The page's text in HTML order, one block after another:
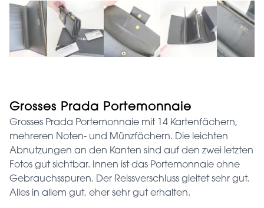
Grosses Prada Portemonnaie
Grosses Prada Portemonnaie mit 14 Kartenfächern,
mehreren Noten- und Münzfächern. Die leichten
Abnutzungen an den Kanten sind auf den zwei letzten
Fotos gut sichtbar. Innen ist das Portemonnaie ohne
Gebrauchsspuren. Der Reissverschluss gleitet sehr gut.
Alles in allem gut, eher sehr gut erhalten.